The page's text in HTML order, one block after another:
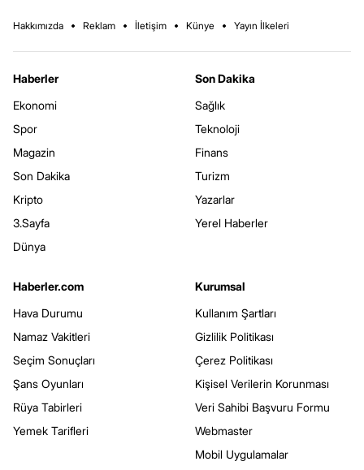
Hakkımızda Reklam İletişim Künye Yayın İlkeleri
Haberler
Ekonomi
Spor
Magazin
Son Dakika
Kripto
3.Sayfa
Dünya
Son Dakika
Sağlık
Teknoloji
Finans
Turizm
Yazarlar
Yerel Haberler
Haberler.com
Hava Durumu
Namaz Vakitleri
Seçim Sonuçları
Şans Oyunları
Rüya Tabirleri
Yemek Tarifleri
Kurumsal
Kullanım Şartları
Gizlilik Politikası
Çerez Politikası
Kişisel Verilerin Korunması
Veri Sahibi Başvuru Formu
Webmaster
Mobil Uygulamalar